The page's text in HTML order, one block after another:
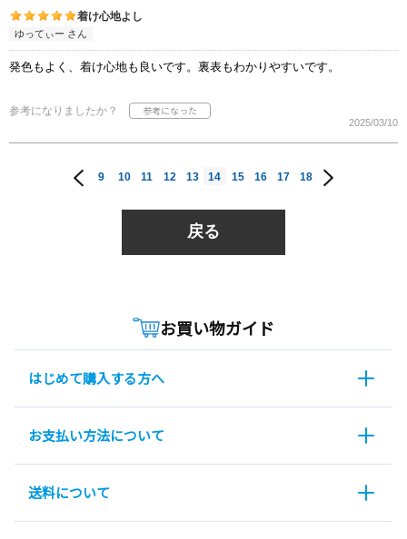
着け心地よし
ゆってぃー さん
発色もよく、着け心地も良いです。裏表もわかりやすいです。
参考になりましたか？
2025/03/10
9 10 11 12 13 14 15 16 17 18
戻る
お買い物ガイド
はじめて購入する方へ
お支払い方法について
送料について